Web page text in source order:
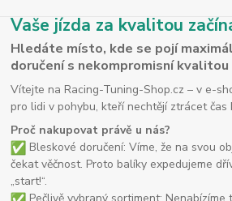
Vaše jízda za kvalitou
Hledáte místo, kde se pojí
doručení s nekompromisní
Vítejte na Racing-Tuning-Shop.cz – v e-
pro lidi v pohybu, kteří nechtějí ztrácet čas
Proč nakupovat právě u nás?
Bleskové doručení: Víme, že na svou
čekat věčnost. Proto balíky expedujeme
„start!“.